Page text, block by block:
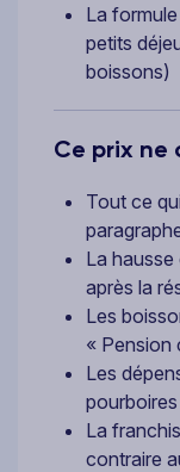
La formule
petits
boissons)
Ce prix ne
Tout ce
La
après la
Les
« Pension
Les
pourboires
La
contraire